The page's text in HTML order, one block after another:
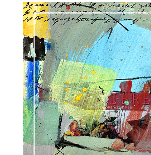
KONTAKT
w +41 79 435 57 00
l info@sueess.ch
ATELIER / STUDIO
SüessART / Sagenstrasse 20a
CH-6252 Dagmersellen
NEWSLETTER